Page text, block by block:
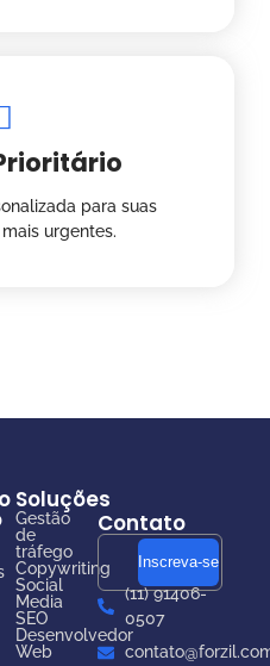
para suas
urgentes.
Soluções
Gestão
de
tráfego
Copywriting
Social
Media
SEO
Desenvolvedor
Web
Contato
Inscreva-se
(11) 91406-
0507